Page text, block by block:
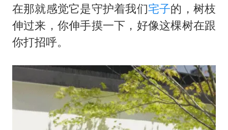
在那就感觉它是守护着我们宅子的，树枝
伸过来，你伸手摸一下，好像这棵树在跟
你打招呼。